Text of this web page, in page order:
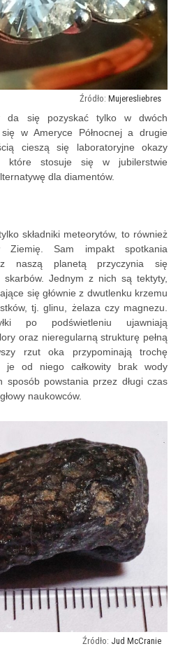
Mujeresliebres
da się pozyskać tylko w dwóch
w Ameryce Północnej a drugie
cieszą się laboratoryjne okazy
które stosuje się w jubilerstwie
dla diamentów.
składniki meteorytów, to również
Sam impakt spotkania
z naszą planetą przyczynia się
skarbów. Jednym z nich są tektyty,
się głównie z dwutlenku krzemu
tj. glinu, żelaza czy magnezu.
po podświetleniu ujawniają
oraz nieregularną strukturę pełną
rzut oka przypominają trochę
je od niego całkowity brak wody
sposób powstania przez długi czas
naukowców.
Jud McCranie